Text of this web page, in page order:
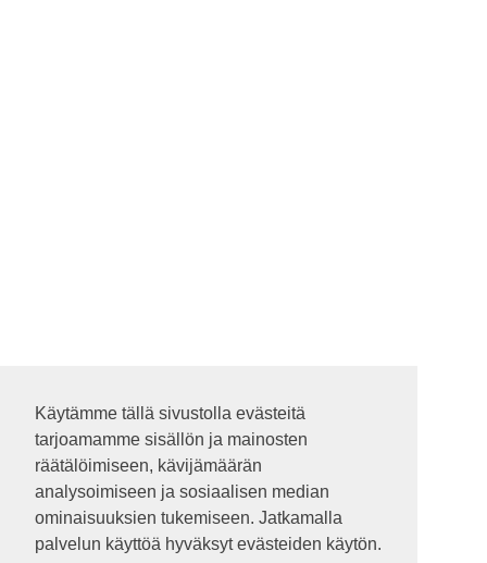
Käytämme tällä sivustolla evästeitä
tarjoamamme sisällön ja mainosten
räätälöimiseen, kävijämäärän
analysoimiseen ja sosiaalisen median
ominaisuuksien tukemiseen. Jatkamalla
palvelun käyttöä hyväksyt evästeiden käytön.
Käytämme tällä sivustolla evästeitä
tarjoamamme sisällön ja mainosten
räätälöimiseen, kävijämäärän
analysoimiseen ja sosiaalisen median
ominaisuuksien tukemiseen. Jatkamalla
palvelun käyttöä hyväksyt evästeiden käytön.